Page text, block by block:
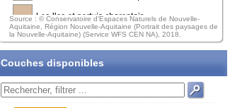
Source : © Conservatoire d'Espaces Naturels de Nouvelle-
Aquitaine, Région Nouvelle-Aquitaine (Portrait des paysages de
la Nouvelle-Aquitaine) (Service WFS CEN NA), 2018.
Couches disponibles